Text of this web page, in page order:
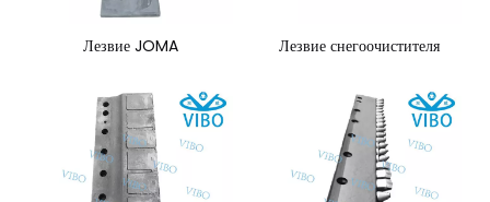
Лезвие JOMA Лезвие снегоочистителя